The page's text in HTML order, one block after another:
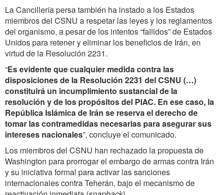
La Cancillería persa también ha instado a los Estados
miembros del CSNU a respetar las leyes y los reglamentos
del organismo, a pesar de los intentos “fallidos” de Estados
Unidos para retener y eliminar los beneficios de Irán, en
virtud de la Resolución 2231.
“Es evidente que cualquier medida contra las
disposiciones de la Resolución 2231 del CSNU (…)
constituirá un incumplimiento sustancial de la
resolución y de los propósitos del PIAC. En ese caso, la
República Islámica de Irán se reserva el derecho de
tomar las contramedidas necesarias para asegurar sus
intereses nacionales”, concluye el comunicado.
Los miembros del CSNU han rechazado la propuesta de
Washington para prorrogar el embargo de armas contra Irán
y su iniciativa formal para activar las sanciones
internacionales contra Teherán, bajo el mecanismo de